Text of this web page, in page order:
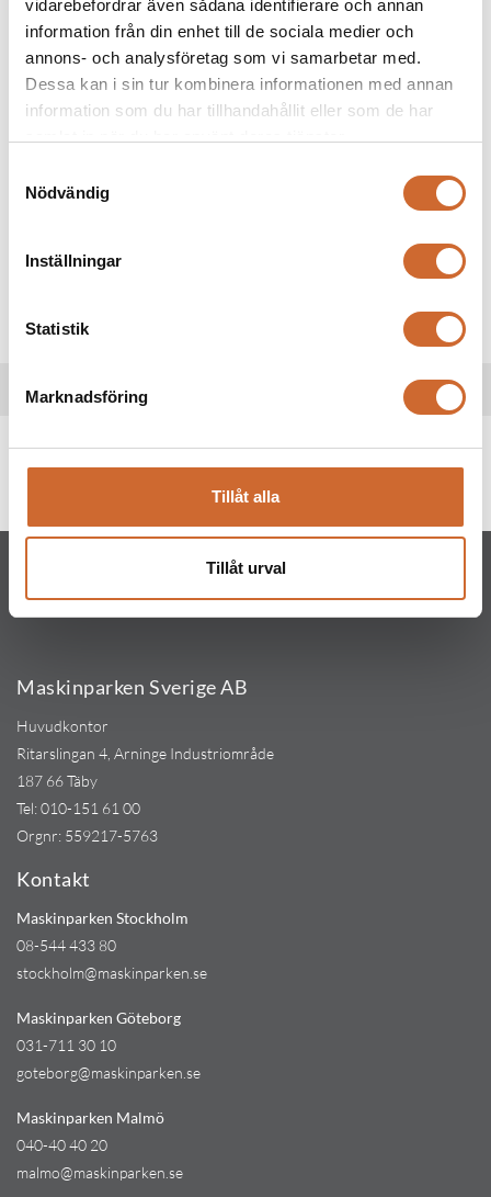
vidarebefordrar även sådana identifierare och annan
information från din enhet till de sociala medier och
annons- och analysföretag som vi samarbetar med.
Dessa kan i sin tur kombinera informationen med annan
information som du har tillhandahållit eller som de har
Nödvändig
Inställningar
Statistik
Marknadsföring
Tillåt alla
Tillåt urval
BT4260SB1800– Kraftfull modell för tyngre transporter.
BT4260SB1990– Förstärkt variant med hög lastkapacitet.
BT4260SB2500– Robust och anpassad för
BT4310STB2700
– Högpresterande tippvagn för professionellt
Specifikationer
Produkttaggar
brenderup (7)
Maskinparken Sverige AB
Huvudkontor
Ritarslingan 4, Arninge Industriområde
187 66 Täby
Tel:010-151 61 00
Orgnr: 559217-5763
Kontakt
Maskinparken Stockholm
08-544 433 80
stockholm@maskinparken.se
Maskinparken Göteborg
031-711 30 10
goteborg@maskinparken.se
Maskinparken Malmö
040-40 40 20
malmo@maskinparken.se